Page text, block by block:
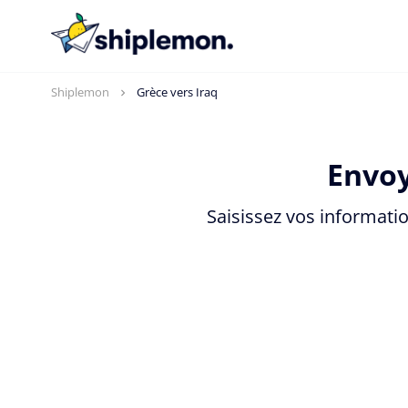
Shiplemon Grèce vers Iraq
Saisissez vos